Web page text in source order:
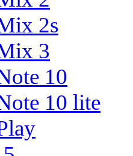
2s
3
10
10 lite